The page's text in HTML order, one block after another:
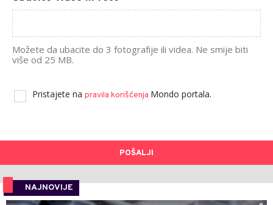
Možete da ubacite do 3 fotografije ili videa. Ne smije biti
više od 25 MB.
Pristajete na pravila korišćenja Mondo portala.
POŠALJI
NAJNOVIJE